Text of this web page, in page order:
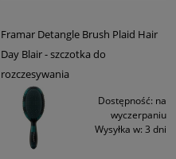
Framar Detangle Brush Plaid Hair
Day Blair - szczotka do
rozczesywania
Dostępność: na
wyczerpaniu
Wysyłka w: 3 dni